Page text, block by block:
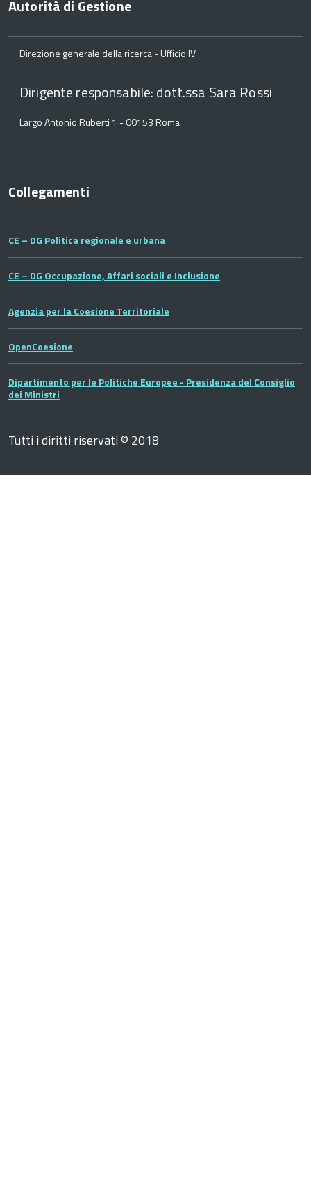
Autorità di Gestione
Direzione generale della ricerca - Ufficio IV
Dirigente responsabile: dott.ssa Sara Rossi
Largo Antonio Ruberti 1 - 00153 Roma
Collegamenti
CE – DG Politica regionale e urbana
CE – DG Occupazione, Affari sociali e Inclusione
Agenzia per la Coesione Territoriale
OpenCoesione
Dipartimento per le Politiche Europee - Presidenza del Consiglio
dei Ministri
Tutti i diritti riservati © 2018